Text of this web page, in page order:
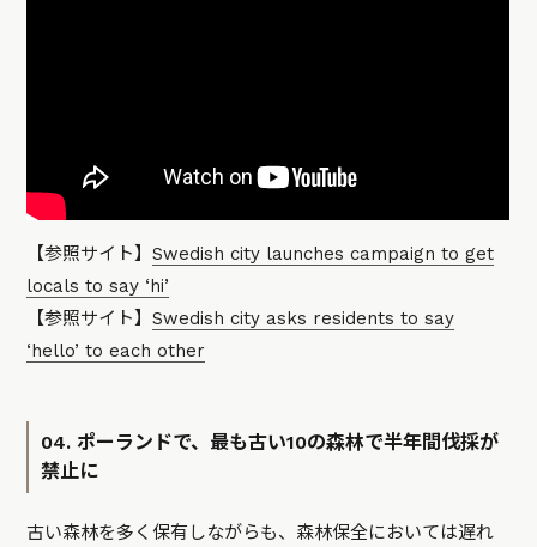
【参照サイト】Swedish city launches campaign to get
locals to say ‘hi’
【参照サイト】Swedish city asks residents to say
‘hello’ to each other
04. ポーランドで、最も古い10の森林で半年間伐採が
禁止に
古い森林を多く保有しながらも、森林保全においては遅れ